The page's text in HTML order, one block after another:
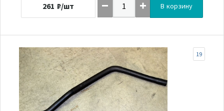
261 ₽/шт В корзину
19